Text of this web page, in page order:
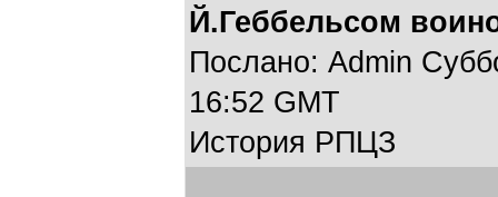
Й.Геббельсом
Послано: Admin
16:52 GMT
История РПЦЗ